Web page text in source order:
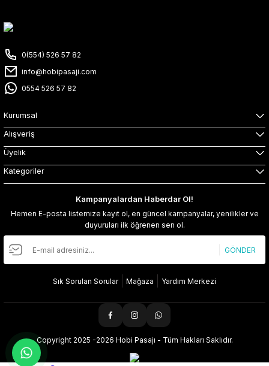
0(554) 526 57 82
info@hobipasaji.com
0554 526 57 82
Kurumsal
Alışveriş
Üyelik
Kategoriler
Kampanyalardan Haberdar Ol!
Hemen E-posta listemize kayıt ol, en güncel kampanyalar, yenilikler ve
duyuruları ilk öğrenen sen ol.
GÖNDER
Sık Sorulan Sorular Mağaza Yardım Merkezi
Copyright 2025 -2026 Hobi Pasajı - Tüm Hakları Saklıdır.